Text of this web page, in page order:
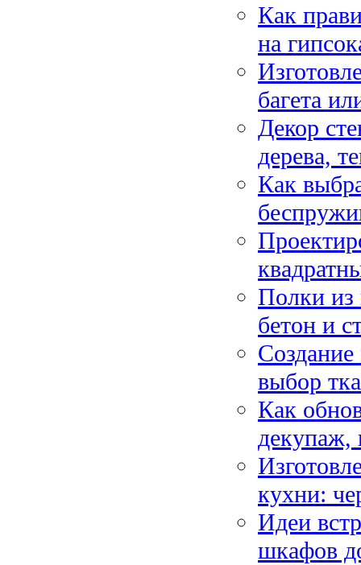
Как
на
багета
Декор
дерева,
Как
Полки из
бетон и
Создание
выбор
Как
декупаж,
кухни:
Идеи
шкафов